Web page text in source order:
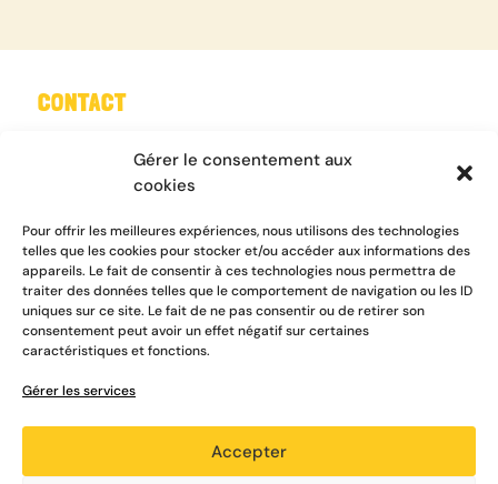
Gérer le consentement aux
cookies
Pour offrir les meilleures expériences, nous utilisons des technologies
telles que les cookies pour stocker et/ou accéder aux informations des
appareils. Le fait de consentir à ces technologies nous permettra de
traiter des données telles que le comportement de navigation ou les ID
uniques sur ce site. Le fait de ne pas consentir ou de retirer son
consentement peut avoir un effet négatif sur certaines
caractéristiques et fonctions.
Gérer les services
Accepter
CONTACT
Tel : 05 61 08 18 18
contact@emmaus31.org
INFORMATIONS
Où nous trouver
Données personnelles